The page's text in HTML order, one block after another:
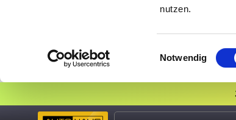
nutzen.
Notwendig